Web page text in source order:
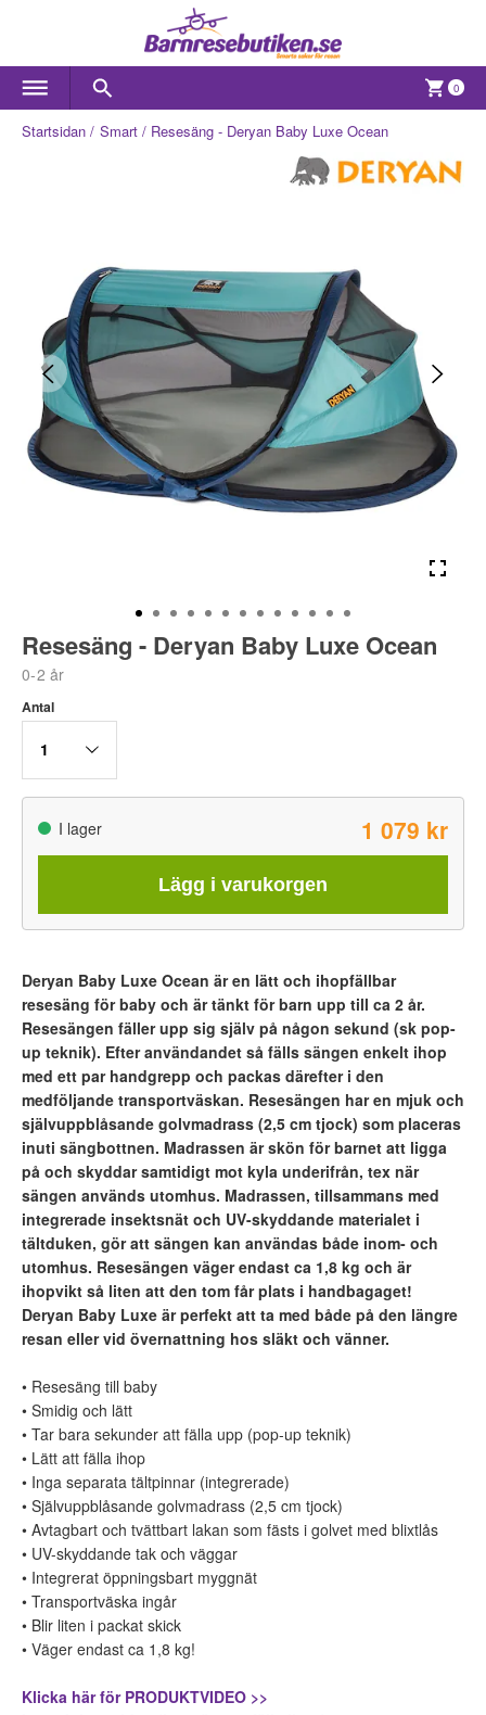
0
Startsidan Smart Resesäng - Deryan Baby Luxe Ocean
Resesäng - Deryan Baby Luxe Ocean
0-2 år
Antal
1
I lager 1 079 kr
Lägg i varukorgen
Deryan Baby Luxe Ocean är en lätt och ihopfällbar
resesäng för baby och är tänkt för barn upp till ca 2 år.
Resesängen fäller upp sig själv på någon sekund (sk pop-
up teknik). Efter användandet så fälls sängen enkelt ihop
med ett par handgrepp och packas därefter i den
medföljande transportväskan. Resesängen har en mjuk och
självuppblåsande golvmadrass (2,5 cm tjock) som placeras
inuti sängbottnen. Madrassen är skön för barnet att ligga
på och skyddar samtidigt mot kyla underifrån, tex när
sängen används utomhus. Madrassen, tillsammans med
integrerade insektsnät och UV-skyddande materialet i
tältduken, gör att sängen kan användas både inom- och
utomhus. Resesängen väger endast ca 1,8 kg och är
ihopvikt så liten att den tom får plats i handbagaget!
Deryan Baby Luxe är perfekt att ta med både på den längre
resan eller vid övernattning hos släkt och vänner.
• Resesäng till baby
• Smidig och lätt
• Tar bara sekunder att fälla upp (pop-up teknik)
• Lätt att fälla ihop
• Inga separata tältpinnar (integrerade)
• Självuppblåsande golvmadrass (2,5 cm tjock)
• Avtagbart och tvättbart lakan som fästs i golvet med blixtlås
• UV-skyddande tak och väggar
• Integrerat öppningsbart myggnät
• Transportväska ingår
• Blir liten i packat skick
• Väger endast ca 1,8 kg!
Klicka här för PRODUKTVIDEO >>